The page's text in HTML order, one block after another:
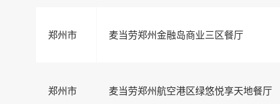
郑州市 麦当劳郑州金融岛商业三区餐厅
郑州市 麦当劳郑州航空港区绿悠悦享天地餐厅